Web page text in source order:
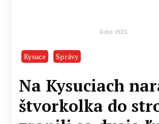
Foto: HZS
Kysuce Správy
Na Kysuciach
štvorkolka do